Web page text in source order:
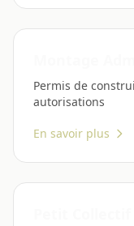
Permis de
autorisations
En savoir plus